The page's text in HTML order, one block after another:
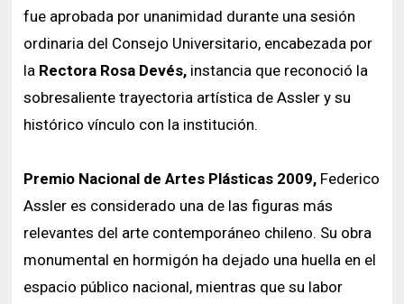
fue aprobada por unanimidad durante una sesión
ordinaria del Consejo Universitario, encabezada por
la Rectora Rosa Devés, instancia que reconoció la
sobresaliente trayectoria artística de Assler y su
histórico vínculo con la institución.
Premio Nacional de Artes Plásticas 2009, Federico
Assler es considerado una de las figuras más
relevantes del arte contemporáneo chileno. Su obra
monumental en hormigón ha dejado una huella en el
espacio público nacional, mientras que su labor